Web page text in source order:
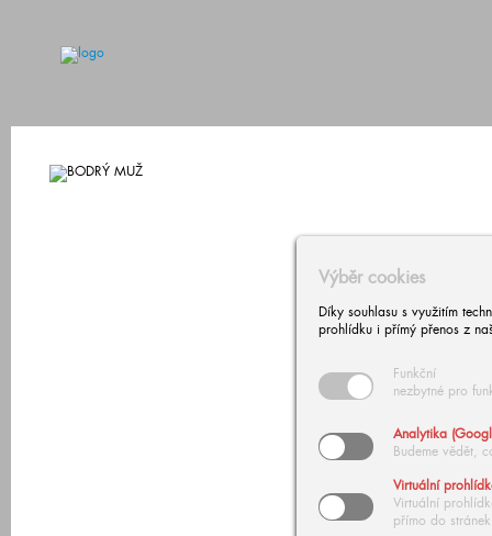
Výběr cookies
Díky souhlasu s využitím
prohlídku i přímý přenos z
Funkční
nezbytné pro
Analytika
Budeme vědět,
Virtuální
Virtuální
přímo do stránek